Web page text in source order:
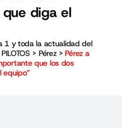
diga el
1 y toda la actualidad del
PILOTOS > Pérez> Pérez a
que los dos
equipo”